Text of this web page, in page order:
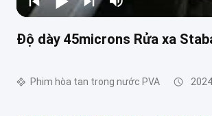
Độ dày 45microns Rửa xa
Phim hòa tan trong nước PVA